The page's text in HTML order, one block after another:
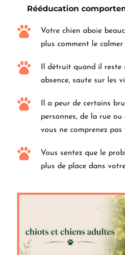
Rééducation
Votre chien aboie
plus comment le calmer
Il détruit quand il reste
absence, saute sur les
Il a peur de certains
personnes, de la rue
vous ne comprenez
Vous sentez que le
plus de place dans